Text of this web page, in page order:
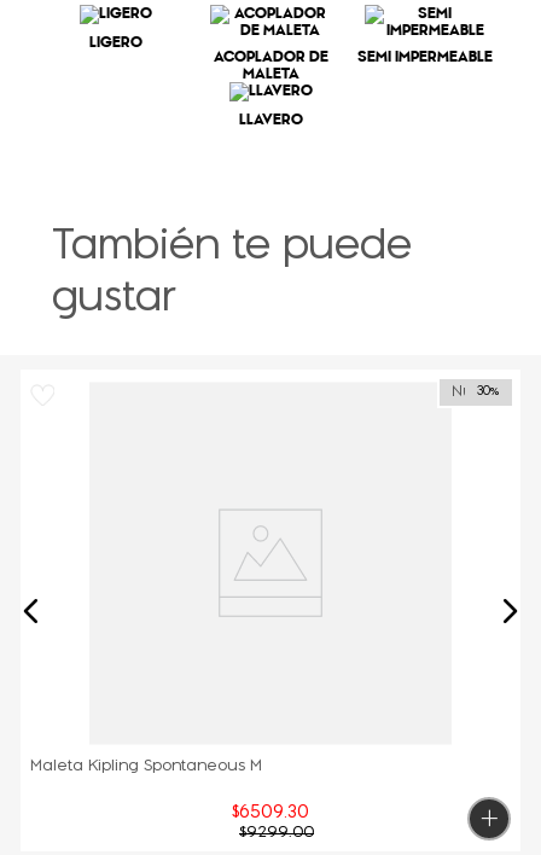
LIGERO
ACOPLADOR DE
MALETA
SEMI IMPERMEABLE
LLAVERO
También te puede
gustar
Nuevo
30%
Maleta Kipling Spontaneous M
$6509.30
$9299.00